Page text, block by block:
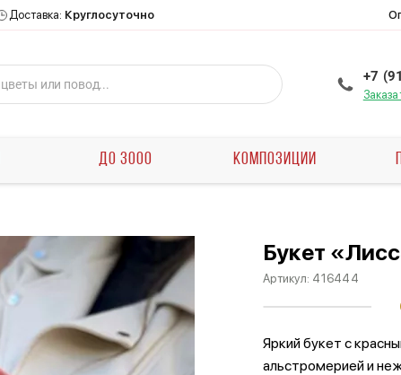
Доставка: Круглосуточно
+7
ДО 3000 КОМПОЗИЦИИ
Букет
Артикул: 416444
Яркий букет с
альстромерией и